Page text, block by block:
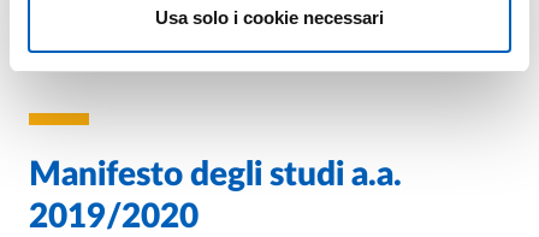
Usa solo i cookie necessari
Manifesto degli studi a.a.
2019/2020